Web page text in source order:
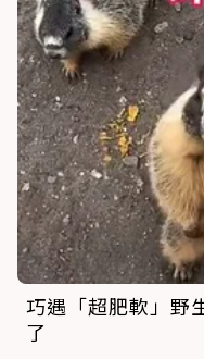
巧遇「超肥軟」野
了